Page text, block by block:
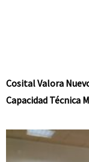
Cosital Valora
Capacidad Técnica